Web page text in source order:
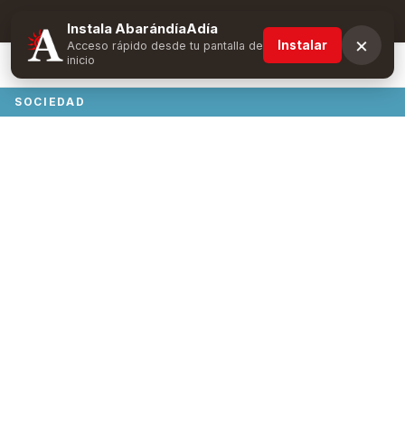
Suscríbete y obtén ventajas exclusivas
SOCIEDAD
Instala AbarándíaAdía
Acceso rápido desde tu pantalla de
inicio
Instalar ×